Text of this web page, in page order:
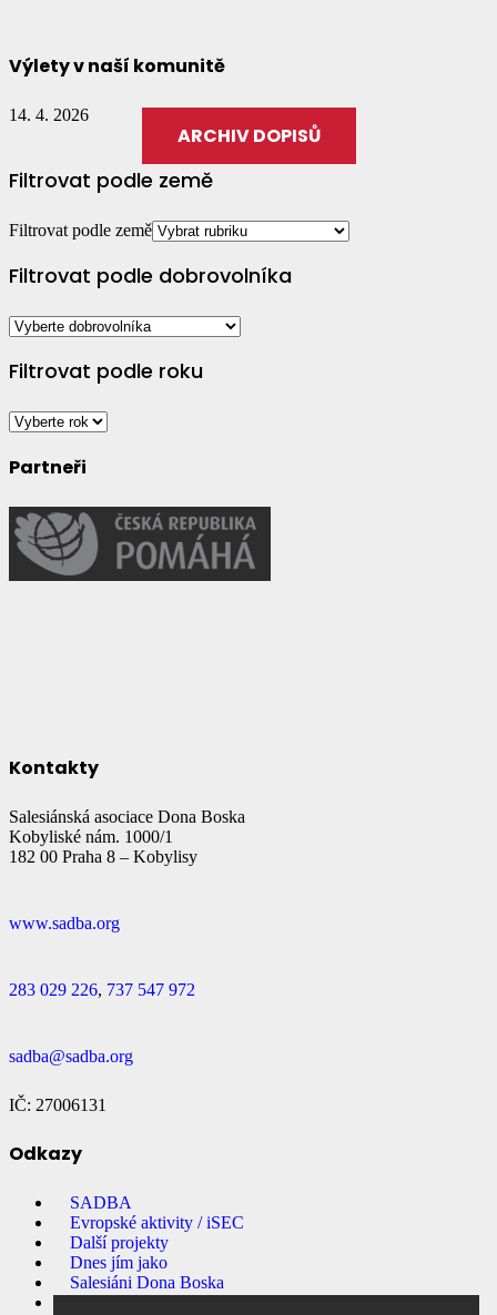
Výlety v naší komunitě
14. 4. 2026
ARCHIV DOPISŮ
Filtrovat podle země
Filtrovat podle země
Filtrovat podle dobrovolníka
Filtrovat podle roku
Partneři
Kontakty
Salesiánská asociace Dona Boska
Kobyliské nám. 1000/1
182 00 Praha 8 – Kobylisy
www.sadba.org
283 029 226, 737 547 972
sadba@sadba.org
IČ: 27006131
Odkazy
SADBA
Evropské aktivity / iSEC
Další projekty
Dnes jím jako
Salesiáni Dona Boska